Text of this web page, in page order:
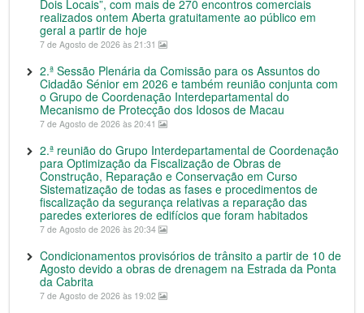
Dois Locais”, com mais de 270 encontros comerciais
realizados ontem Aberta gratuitamente ao público em
geral a partir de hoje
7 de Agosto de 2026 às 21:31
2.ª Sessão Plenária da Comissão para os Assuntos do
Cidadão Sénior em 2026 e também reunião conjunta com
o Grupo de Coordenação Interdepartamental do
Mecanismo de Protecção dos Idosos de Macau
7 de Agosto de 2026 às 20:41
2.ª reunião do Grupo Interdepartamental de Coordenação
para Optimização da Fiscalização de Obras de
Construção, Reparação e Conservação em Curso
Sistematização de todas as fases e procedimentos de
fiscalização da segurança relativas a reparação das
paredes exteriores de edifícios que foram habitados
7 de Agosto de 2026 às 20:34
Condicionamentos provisórios de trânsito a partir de 10 de
Agosto devido a obras de drenagem na Estrada da Ponta
da Cabrita
7 de Agosto de 2026 às 19:02